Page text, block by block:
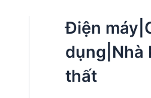
Điện
dụng|Nhà
thất